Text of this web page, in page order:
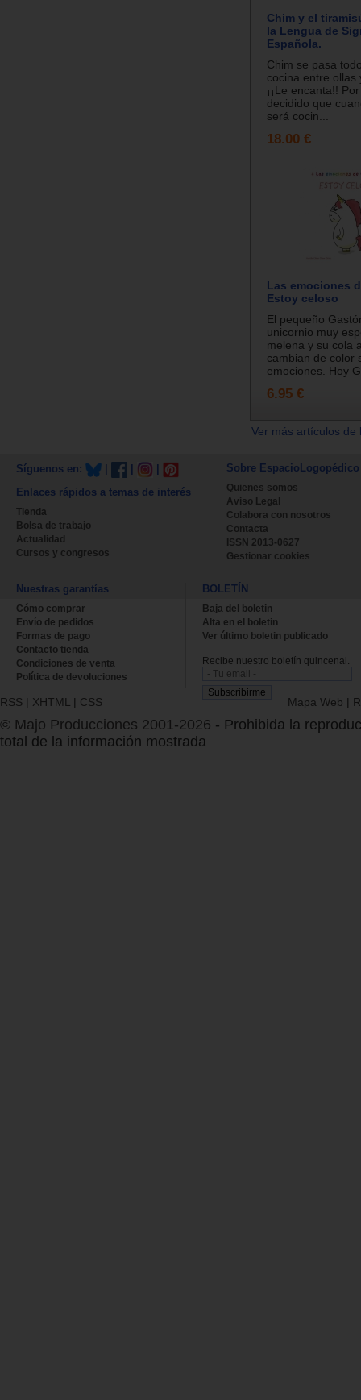
Chim y el
la Lengua de
Española.
Chim se pasa
cocina entre ollas
¡¡Le encanta!!
decidido que
será cocin...
18.00 €
Las emociones
Estoy celoso
El pequeño
unicornio muy
melena y su cola
cambian de color
emociones. Hoy
6.95 €
Ver más artículos
Síguenos en:
Enlaces rápidos a temas de interés
Tienda
Bolsa de trabajo
Actualidad
Cursos y congresos
Sobre EspacioLogopédico
Quienes somos
Aviso Legal
Colabora con nosotros
Contacta
ISSN 2013-0627
Gestionar cookies
Nuestras garantías
Cómo comprar
Envío de pedidos
Formas de pago
Contacto tienda
Condiciones de venta
Política de devoluciones
BOLETÍN
Baja del boletin
Alta en el boletin
Ver último boletin publicado
Recibe nuestro boletín quincenal.
RSS | XHTML | CSS Mapa Web |
© Majo Producciones 2001-2026 - Prohibida la
total de la información mostrada